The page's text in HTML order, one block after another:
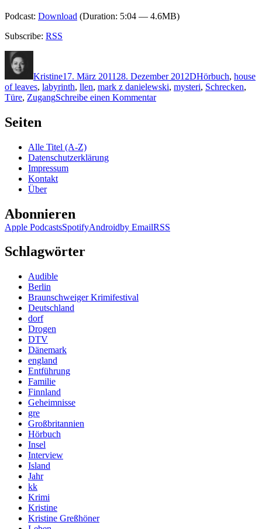
Podcast: Download (Duration: 5:04 — 4.6MB)
Subscribe: RSS
Kristine17. März 2011 28. Dezember 2012DHörbuch, house
of leaves, labyrinth, llen, mark z danielewski, mysteri, Schrecken,
Türe, ZugangSchreibe einen Kommentarzu
(Audio)
Seiten
Alle Titel (A-Z)
Datenschutzerklärung
Impressum
Kontakt
Über
Abonnieren
Apple PodcastsSpotifyAndroidby EmailRSS
Schlagwörter
Audible
Berlin
Braunschweiger Krimifestival
Deutschland
dorf
Drogen
DTV
Dänemark
england
Entführung
Familie
Finnland
Geheimnisse
gre
Großbritannien
Hörbuch
Insel
Interview
Island
Jahr
kk
Krimi
Kristine
Kristine Greßhöner